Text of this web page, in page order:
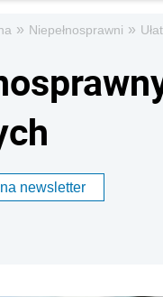
» Niepełnosprawni »
newsletter